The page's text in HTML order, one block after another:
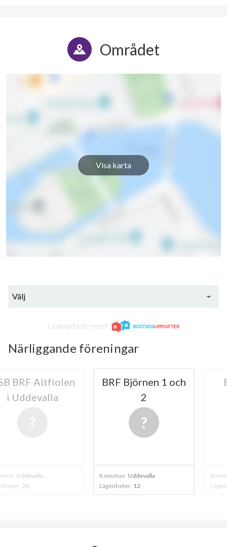
Området
Visa karta
Välj
I samarbete med
Närliggande föreningar
Altfiolen
BRF Björnen 1 och
Uddevalla
Lägenheter 12
BRF
Lägenheter 10